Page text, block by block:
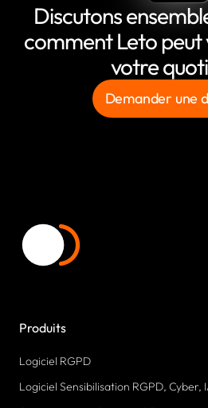
Discutons
comment Leto peut
votre
Demander une
Produits
Logiciel RGPD
Logiciel Sensibilisation RGPD, Cyber,